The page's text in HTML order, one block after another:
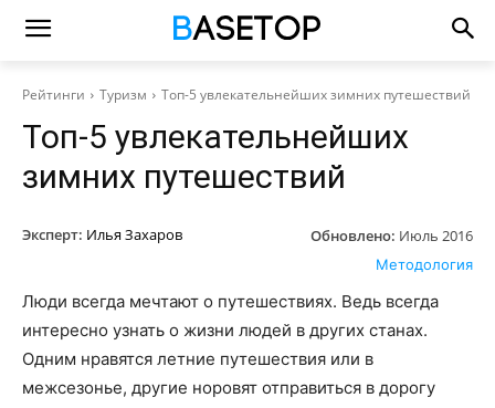
Рейтинги Туризм Топ-5 увлекательнейших зимних путешествий
Топ-5 увлекательнейших
зимних путешествий
Эксперт: Илья Захаров Обновлено: Июль 2016
Методология
Люди всегда мечтают о путешествиях. Ведь всегда
интересно узнать о жизни людей в других станах.
Одним нравятся летние путешествия или в
межсезонье, другие норовят отправиться в дорогу